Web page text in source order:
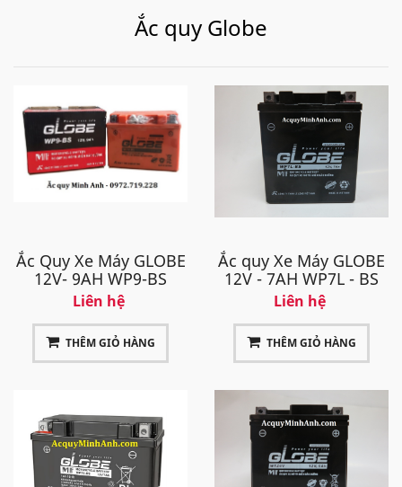
Ắc quy Globe
Ắc Quy Xe Máy GLOBE
12V- 9AH WP9-BS
Liên hệ
THÊM GIỎ HÀNG
Ắc quy Xe Máy GLOBE
12V - 7AH WP7L - BS
Liên hệ
THÊM GIỎ HÀNG